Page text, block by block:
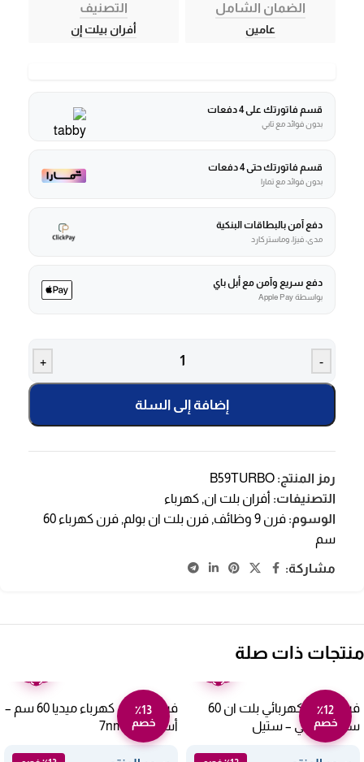
الضمان الشامل
عامين
التصنيف
أفران بيلت إن
قسم فاتورتك على 4 دفعات
بدون فوائد مع تابي
قسم فاتورتك حتى 4 دفعات
بدون فوائد مع تمارا
دفع آمن بالبطاقات البنكية
مدى، فيزا، وماستركارد
دفع سريع وآمن مع أبل باي
بواسطة Apple Pay
-
+
إضافة إلى السلة
رمز المنتج: B59TURBO
التصنيفات: أفران بلت ان, كهرباء
الوسوم: فرن 9 وظائف , فرن بلت ان بولم,
فرن كهرباء 60
سم
مشاركة:
منتجات ذات صلة
٪12
خصم
فرن aeg الكهربائي بلت ان 60
سم – إيطالي – ستيل
BEB231011M
٪13
خصم
فرن بلت ان كهرباء ميديا 60 سم –
أسود 7nm30f0